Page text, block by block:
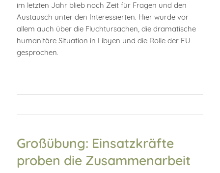
im letzten Jahr blieb noch Zeit für Fragen und den
Austausch unter den Interessierten. Hier wurde vor
allem auch über die Fluchtursachen, die dramatische
humanitäre Situation in Libyen und die Rolle der EU
gesprochen.
Großübung: Einsatzkräfte
proben die Zusammenarbeit